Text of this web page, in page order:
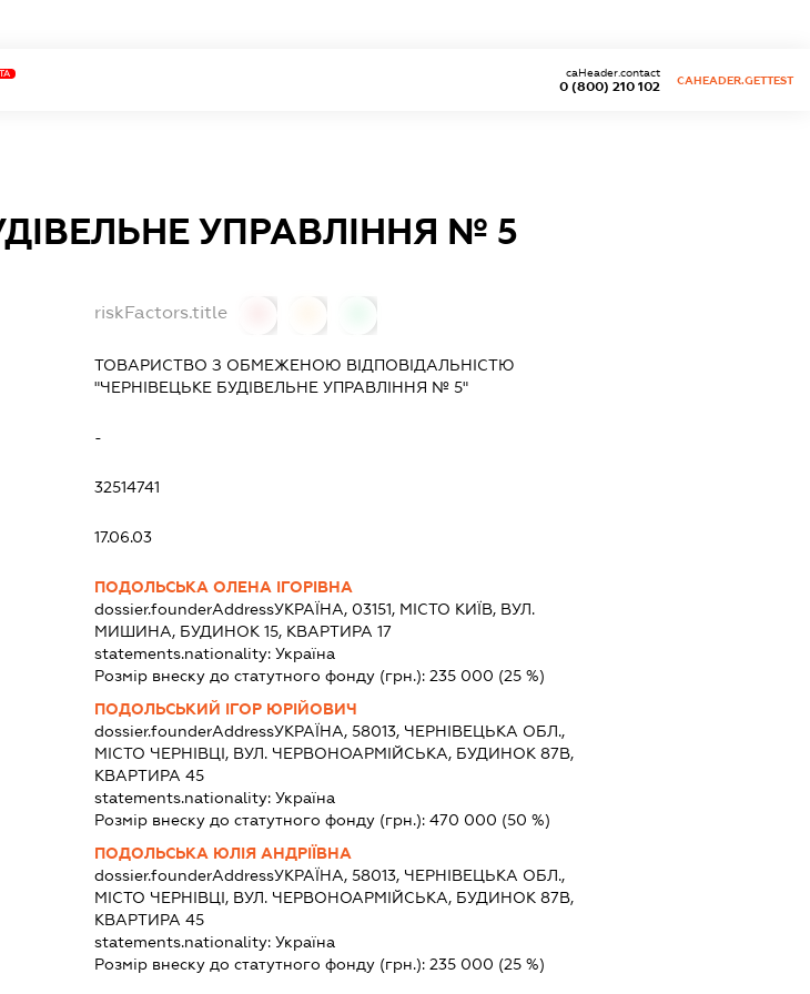
0 (800) 210 102
caHeader.contact
CAHEADER.GETTEST
УПРАВЛІННЯ № 5
riskFactors.title
ТОВАРИСТВО З ОБМЕЖЕНОЮ ВІДПОВІДАЛЬНІСТЮ
"ЧЕРНІВЕЦЬКЕ БУДІВЕЛЬНЕ УПРАВЛІННЯ № 5"
-
32514741
17.06.03
ПОДОЛЬСЬКА ОЛЕНА ІГОРІВНА
dossier.founderAddressУКРАЇНА, 03151, МІСТО КИЇВ, ВУЛ.
МИШИНА, БУДИНОК 15, КВАРТИРА 17
statements.nationality:Україна
Розмір внеску до статутного фонду (грн.):235 000 (25 %)
ПОДОЛЬСЬКИЙ ІГОР ЮРІЙОВИЧ
dossier.founderAddressУКРАЇНА, 58013, ЧЕРНІВЕЦЬКА ОБЛ.,
МІСТО ЧЕРНІВЦІ, ВУЛ. ЧЕРВОНОАРМІЙСЬКА, БУДИНОК 87В,
КВАРТИРА 45
statements.nationality:Україна
Розмір внеску до статутного фонду (грн.):470 000 (50 %)
ПОДОЛЬСЬКА ЮЛІЯ АНДРІЇВНА
dossier.founderAddressУКРАЇНА, 58013, ЧЕРНІВЕЦЬКА ОБЛ.,
МІСТО ЧЕРНІВЦІ, ВУЛ. ЧЕРВОНОАРМІЙСЬКА, БУДИНОК 87В,
КВАРТИРА 45
statements.nationality:Україна
Розмір внеску до статутного фонду (грн.):235 000 (25 %)